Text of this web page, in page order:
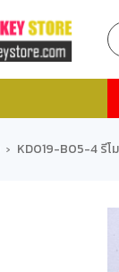
› KD019-B05-4 รีโ